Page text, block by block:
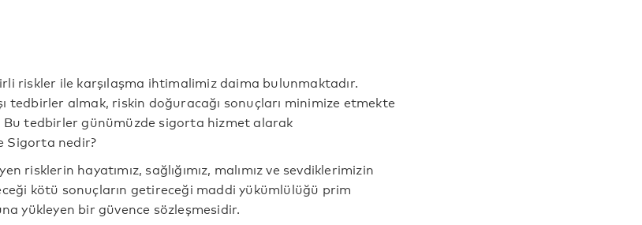
riskler ile karşılaşma ihtimalimiz daima bulunmaktadır.
tedbirler almak, riskin doğuracağı sonuçları minimize etmekte
tedbirler günümüzde sigorta hizmet alarak
Sigorta nedir?
risklerin hayatımız, sağlığımız, malımız ve sevdiklerimizin
kötü sonuçların getireceği maddi yükümlülüğü prim
yükleyen bir güvence sözleşmesidir.